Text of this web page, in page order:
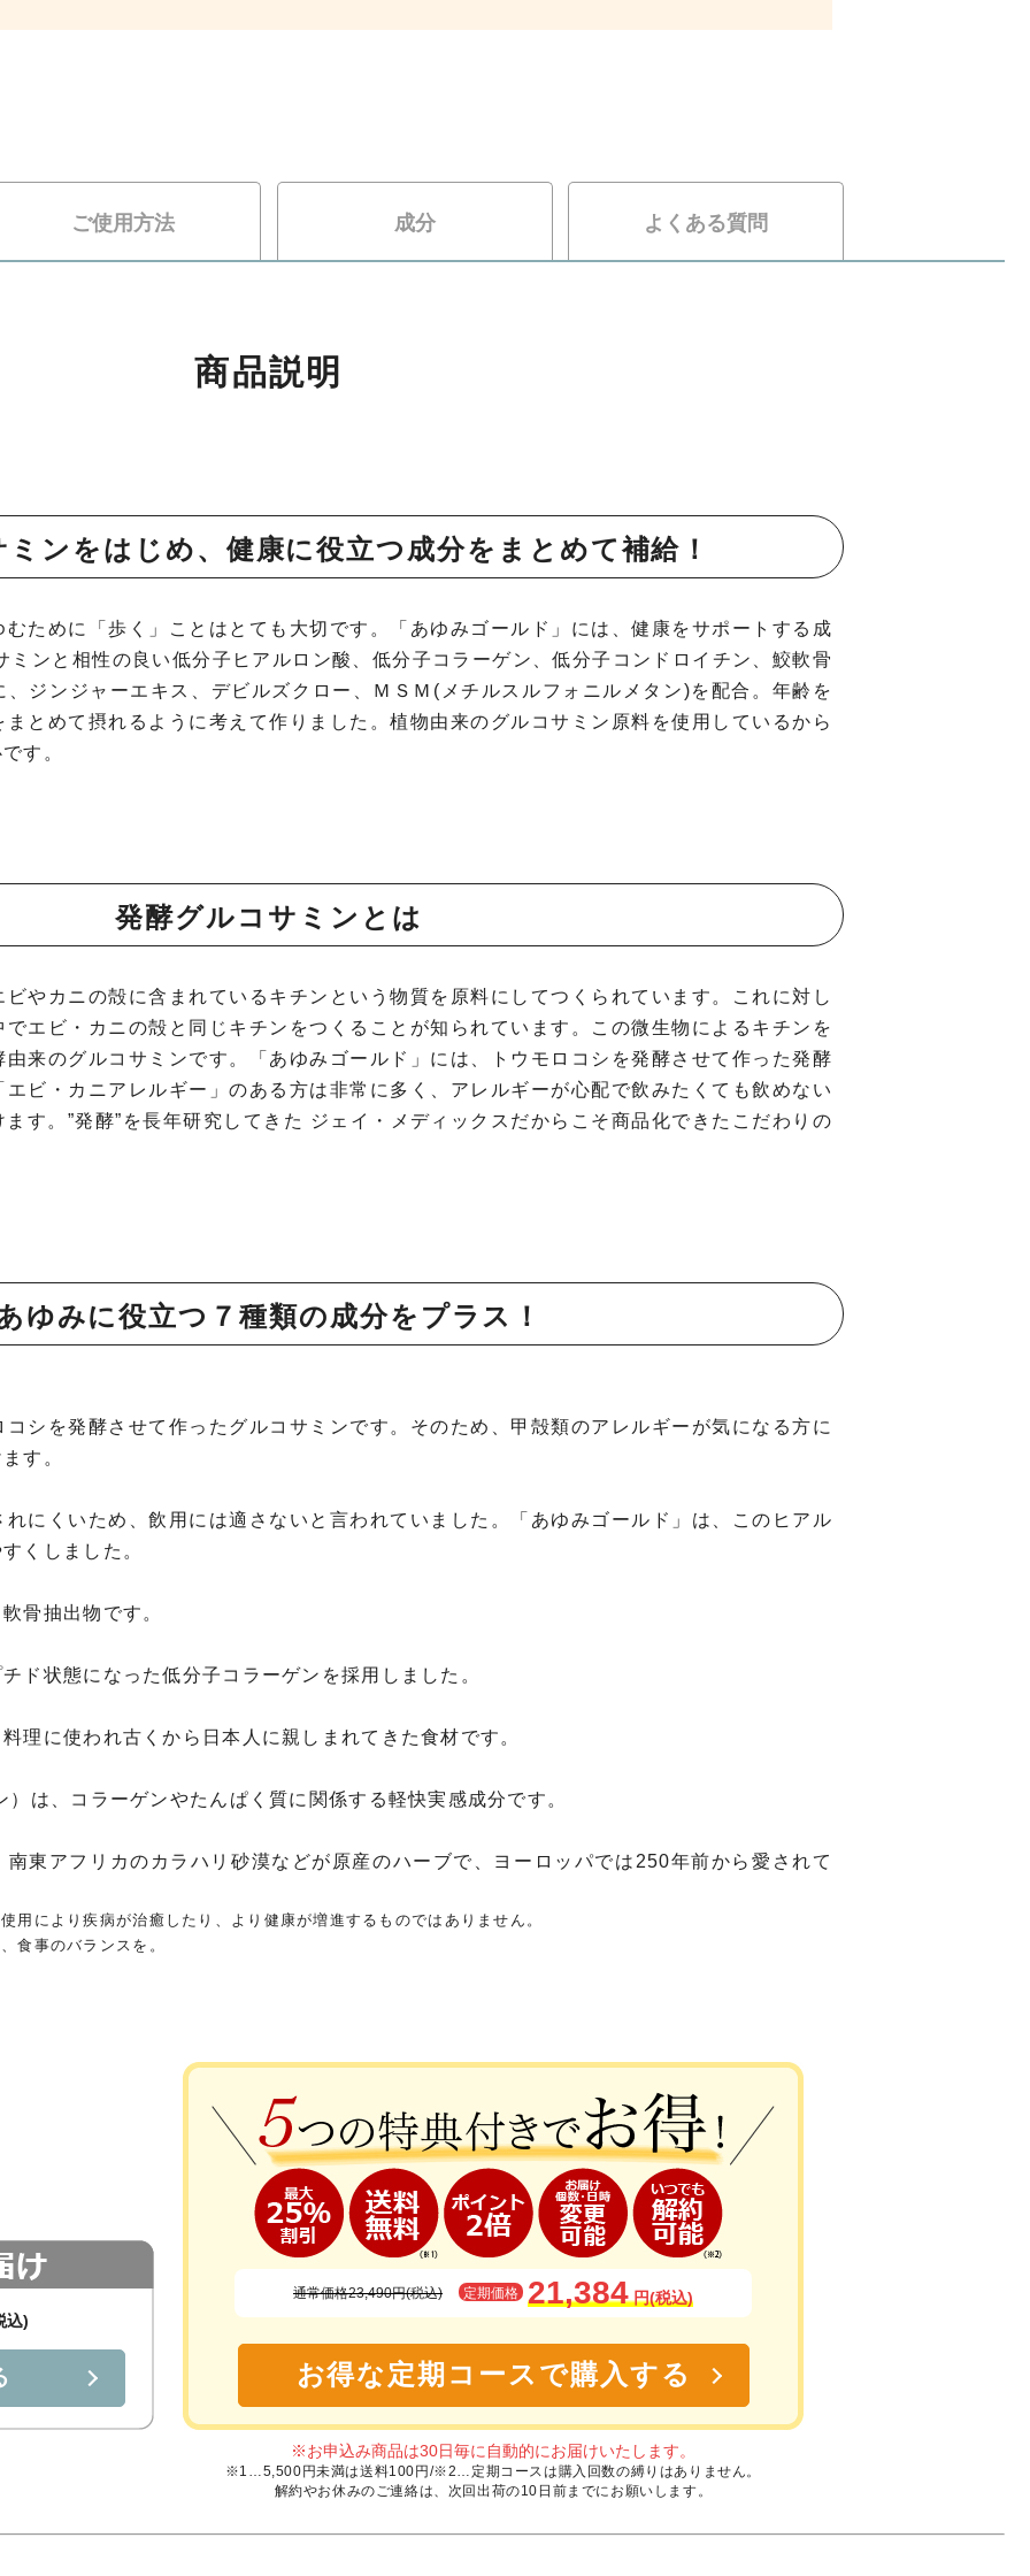
商品説明
ンをはじめ、健康に役立つ成分をまとめて補給！
ために「歩く」ことはとても大切です。「あゆみゴールド」には、健康をサポートする成
ミンと相性の良い低分子ヒアルロン酸、低分子コラーゲン、低分子コンドロイチン、鮫軟骨
ジンジャーエキス、デビルズクロー、ＭＳＭ(メチルスルフォニルメタン)を配合。年齢を
とめて摂れるように考えて作りました。植物由来のグルコサミン原料を使用しているから
す。
発酵グルコサミンとは
やカニの殻に含まれているキチンという物質を原料にしてつくられています。これに対し
エビ・カニの殻と同じキチンをつくることが知られています。この微生物によるキチンを
来のグルコサミンです。「あゆみゴールド」には、トウモロコシを発酵させて作った発酵
ビ・カニアレルギー」のある方は非常に多く、アレルギーが心配で飲みたくても飲めない
す。”発酵”を長年研究してきた ジェイ・メディックスだからこそ商品化できたこだわりの
ゆみに役立つ７種類の成分をプラス！
シを発酵させて作ったグルコサミンです。そのため、甲殻類のアレルギーが気になる方に
す。
にくいため、飲用には適さないと言われていました。「あゆみゴールド」は、このヒアル
くしました。
骨抽出物です。
ド状態になった低分子コラーゲンを採用しました。
理に使われ古くから日本人に親しまれてきた食材です。
は、コラーゲンやたんぱく質に関係する軽快実感成分です。
東アフリカのカラハリ砂漠などが原産のハーブで、ヨーロッパでは250年前から愛されて
により疾病が治癒したり、より健康が増進するものではありません。
食事のバランスを。
ご使用方法 成分 よくある質問
込)
通常価格23,490円(税込) 定期価格 21,384 円(税込)
お得な定期コースで購入する
※お申込み商品は30日毎に自動的にお届けいたします。
※1…5,500円未満は送料100円/※2…定期コースは購入回数の縛りはありません。
解約やお休みのご連絡は、次回出荷の10日前までにお願いします。